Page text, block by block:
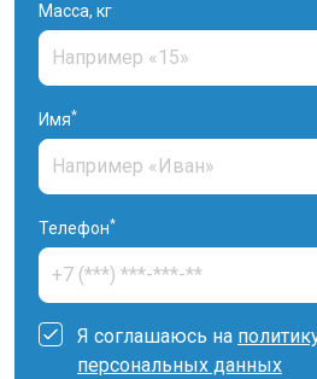
Масса, кг
Имя*
Телефон*
Я соглашаюсь на
персональных данных